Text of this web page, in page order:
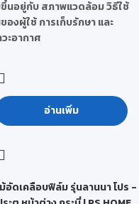
นอยู่กับ สภาพแวดล้อม วิธีใช้
องผู้ใช้ การเก็บรักษา และ
ะอากาศ
อ่านเพิ่ม